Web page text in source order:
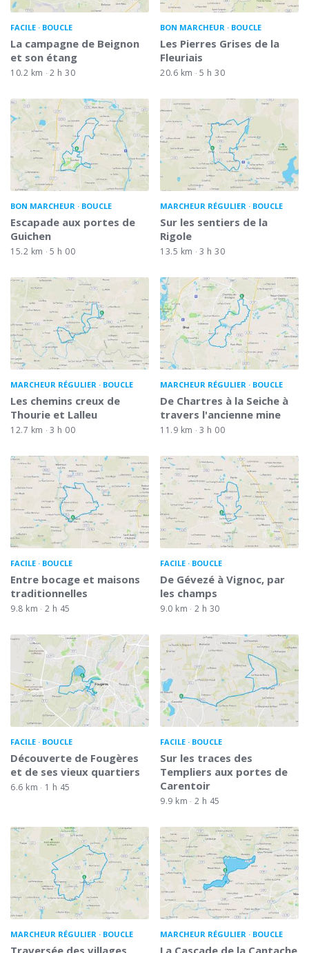
FACILE BOUCLE
La campagne de Beignon
et son étang
10.2 km 2 h 30
BON MARCHEUR BOUCLE
Les Pierres Grises de la
Fleuriais
20.6 km 5 h 30
BON MARCHEUR BOUCLE
Escapade aux portes de
Guichen
15.2 km 5 h 00
MARCHEUR RÉGULIER BOUCLE
Sur les sentiers de la
Rigole
13.5 km 3 h 30
MARCHEUR RÉGULIER BOUCLE
Les chemins creux de
Thourie et Lalleu
12.7 km 3 h 00
MARCHEUR RÉGULIER BOUCLE
De Chartres à la Seiche à
travers l'ancienne mine
11.9 km 3 h 00
FACILE BOUCLE
Entre bocage et maisons
traditionnelles
9.8 km 2 h 45
FACILE BOUCLE
De Gévezé à Vignoc, par
les champs
9.0 km 2 h 30
FACILE BOUCLE
Découverte de Fougères
et de ses vieux quartiers
6.6 km 1 h 45
FACILE BOUCLE
Sur les traces des
Templiers aux portes de
Carentoir
9.9 km 2 h 45
MARCHEUR RÉGULIER BOUCLE
Traversée des villages
MARCHEUR RÉGULIER BOUCLE
La Cascade de la Cantache